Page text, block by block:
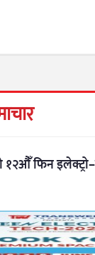
१२औँ फिन